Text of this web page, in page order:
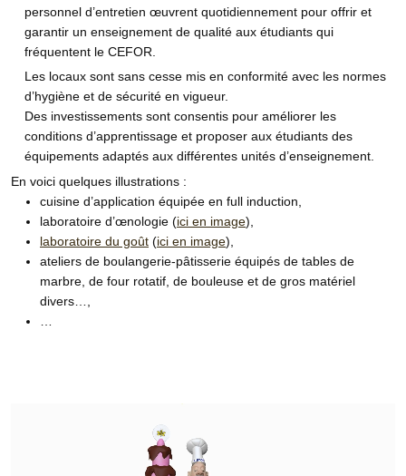
personnel d’entretien œuvrent quotidiennement pour offrir et
garantir un enseignement de qualité aux étudiants qui
fréquentent le CEFOR.
Les locaux sont sans cesse mis en conformité avec les normes
d’hygiène et de sécurité en vigueur.
Des investissements sont consentis pour améliorer les
conditions d’apprentissage et proposer aux étudiants des
équipements adaptés aux différentes unités d’enseignement.
En voici quelques illustrations :
cuisine d’application équipée en full induction,
laboratoire d’œnologie (ici en image),
laboratoire du goût (ici en image),
ateliers de boulangerie-pâtisserie équipés de tables de
marbre, de four rotatif, de bouleuse et de gros matériel
divers…,